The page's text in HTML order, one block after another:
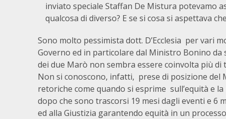
inviato speciale Staffan De Mistura potevamo
qualcosa di diverso? E se si cosa si aspettava
Sono molto pessimista dott. D’Ecclesia per vari
Governo ed in particolare dal Ministro Bonino da
dei due Marò non sembra essere coinvolta più di
Non si conoscono, infatti, prese di posizione del
retoriche come quando si esprime sull’equità e
dopo che sono trascorsi 19 mesi dagli eventi e 6
ed alla Giustizia garantendo equità in un